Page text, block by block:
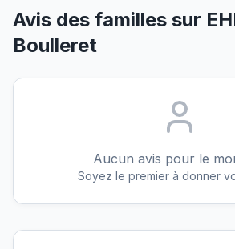
Avis des familles sur
Boulleret
Aucun avis pour le
Soyez le premier à donner